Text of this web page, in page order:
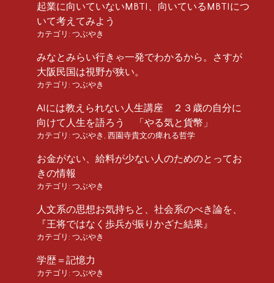
起業に向いていないMBTI、向いているMBTIにつ
いて考えてみよう
カテゴリ: つぶやき
みなとみらい行きゃ一発でわかるから。さすが
大阪民国は視野が狭い。
カテゴリ: つぶやき
AIには教えられない人生講座 ２３歳の自分に
向けて人生を語ろう 「やる気と貨幣」
カテゴリ: つぶやき 西園寺貴文の痺れる哲学
お金がない、給料が少ない人のためのとってお
きの情報
カテゴリ: つぶやき
人文系の思想お気持ちと、社会系のべき論を、
『王将ではなく歩兵が振りかざた結果』
カテゴリ: つぶやき
学歴＝記憶力
カテゴリ: つぶやき